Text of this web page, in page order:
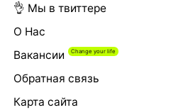
👌 Мы в твиттере
О Нас
Вакансии
Обратная связь
Карта сайта